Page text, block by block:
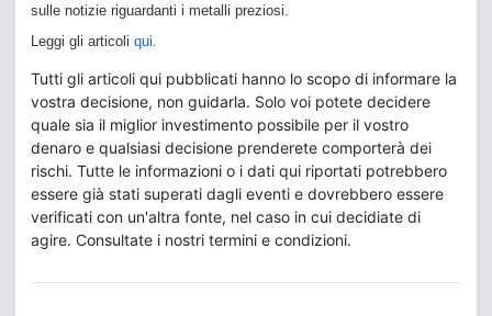
sulle notizie riguardanti i metalli preziosi.
Leggi gli articoli qui.
Tutti gli articoli qui pubblicati hanno lo scopo di informare la
vostra decisione, non guidarla. Solo voi potete decidere
quale sia il miglior investimento possibile per il vostro
denaro e qualsiasi decisione prenderete comporterà dei
rischi. Tutte le informazioni o i dati qui riportati potrebbero
essere già stati superati dagli eventi e dovrebbero essere
verificati con un'altra fonte, nel caso in cui decidiate di
agire. Consultate i nostri termini e condizioni.